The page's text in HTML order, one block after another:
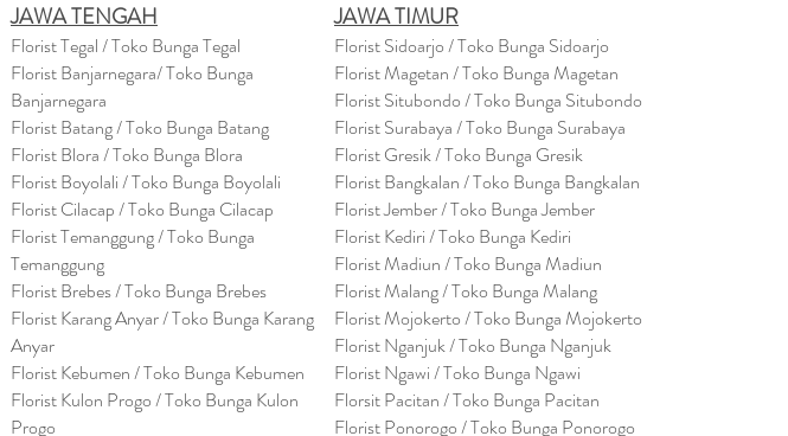
JAWA TENGAH
Florist Tegal / Toko Bunga Tegal
Florist Banjarnegara/ Toko Bunga
Banjarnegara
Florist Batang / Toko Bunga Batang
Florist Blora / Toko Bunga Blora
Florist Boyolali / Toko Bunga Boyolali
Florist Cilacap / Toko Bunga Cilacap
Florist Temanggung / Toko Bunga
Temanggung
Florist Brebes / Toko Bunga Brebes
Florist Karang Anyar / Toko Bunga Karang
Anyar
Florist Kebumen / Toko Bunga Kebumen
Florist Kulon Progo / Toko Bunga Kulon
Progo
JAWA TIMUR
Florist Sidoarjo / Toko Bunga Sidoarjo
Florist Magetan / Toko Bunga Magetan
Florist Situbondo / Toko Bunga Situbondo
Florist Surabaya / Toko Bunga Surabaya
Florist Gresik / Toko Bunga Gresik
FloristBangkalan / Toko Bunga Bangkalan
Florist Jember / Toko Bunga Jember
Florist Kediri / Toko Bunga Kediri
Florist Madiun / Toko Bunga Madiun
Florist Malang / Toko Bunga Malang
Florist Mojokerto / Toko Bunga Mojokerto
Florist Nganjuk / Toko Bunga Nganjuk
Florist Ngawi /Toko Bunga Ngawi
Florsit Pacitan / Toko Bunga Pacitan
Florist Ponorogo / Toko Bunga Ponorogo